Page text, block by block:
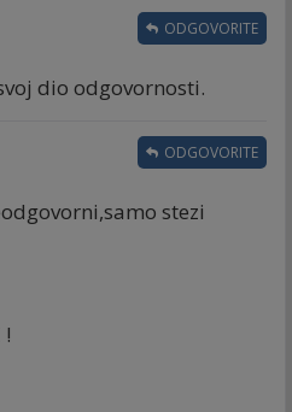
dio odgovornosti.
ODGOVORITE
stezi
ODGOVORITE
!